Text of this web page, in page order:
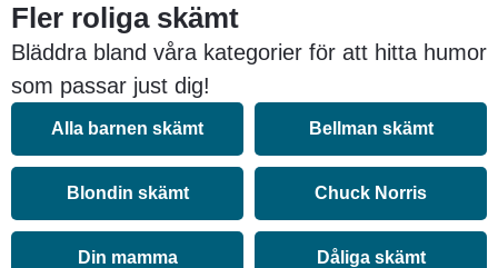
Fler roliga skämt
Bläddra bland våra kategorier för att hitta humor
som passar just dig!
Alla barnen skämt Bellman skämt
Blondin skämt Chuck Norris
Din mamma Dåliga skämt